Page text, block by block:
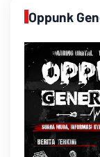
Oppunk